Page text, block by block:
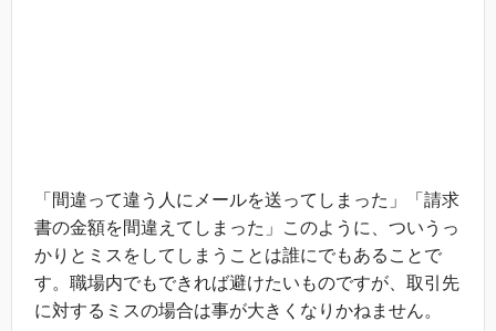
「間違って違う人にメールを送ってしまった」「請求
書の金額を間違えてしまった」このように、ついうっ
かりとミスをしてしまうことは誰にでもあることで
す。職場内でもできれば避けたいものですが、取引先
に対するミスの場合は事が大きくなりかねません。